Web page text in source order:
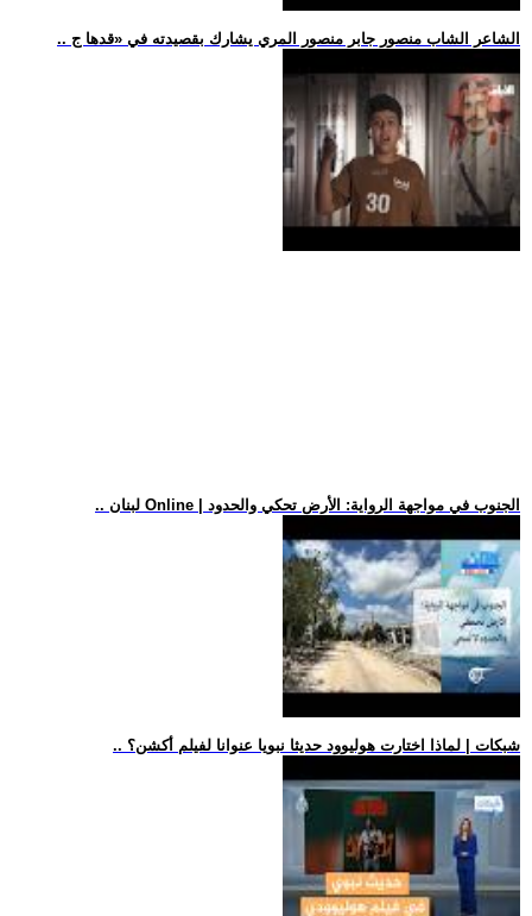
.. الشاعر الشاب منصور جابر منصور المري يشارك بقصيدته في «قدها ج
.. لبنان Online | الجنوب في مواجهة الرواية: الأرض تحكي والحدود
.. شبكات | لماذا اختارت هوليوود حديثا نبويا عنوانا لفيلم أكشن؟